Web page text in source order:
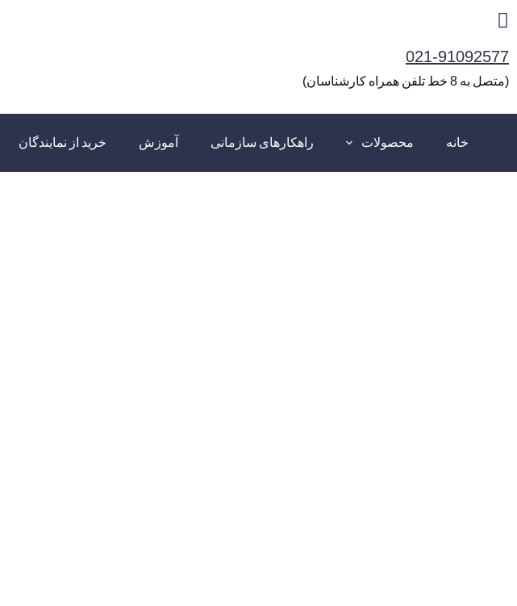
پرش
محتوا
021-91092577
(متصل به 8 خط تلفن همراه کارشناسان)
خانه محصولات راهکارهای سازمانی آموزش خرید از نمایندگان